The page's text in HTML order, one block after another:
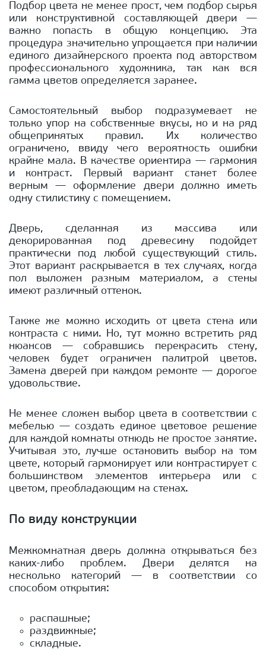
Подбор цвета не менее прост, чем подбор сырья
или конструктивной составляющей двери —
важно попасть в общую концепцию. Эта
процедура значительно упрощается при наличии
единого дизайнерского проекта под авторством
профессионального художника, так как вся
гамма цветов определяется заранее.
Самостоятельный выбор подразумевает не
только упор на собственные вкусы, но и на ряд
общепринятых правил. Их количество
ограничено, ввиду чего вероятность ошибки
крайне мала. В качестве ориентира — гармония
и контраст. Первый вариант станет более
верным — оформление двери должно иметь
одну стилистику с помещением.
Дверь, сделанная из массива или
декорированная под древесину подойдет
практически под любой существующий стиль.
Этот вариант раскрывается в тех случаях, когда
пол выложен разным материалом, а стены
имеют различный оттенок.
Также же можно исходить от цвета стена или
контраста с ними. Но, тут можно встретить ряд
нюансов — собравшись перекрасить стену,
человек будет ограничен палитрой цветов.
Замена дверей при каждом ремонте — дорогое
удовольствие.
Не менее сложен выбор цвета в соответствии с
мебелью — создать единое цветовое решение
для каждой комнаты отнюдь не простое занятие.
Учитывая это, лучше остановить выбор на том
цвете, который гармонирует или контрастирует с
большинством элементов интерьера или с
цветом, преобладающим на стенах.
По виду конструкции
Межкомнатная дверь должна открываться без
каких-либо проблем. Двери делятся на
несколько категорий — в соответствии со
способом открытия:
распашные;
раздвижные;
складные.